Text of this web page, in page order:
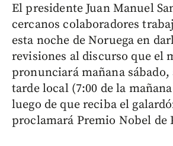
El presidente Juan Manuel
cercanos colaboradores
esta noche de Noruega en
revisiones al discurso que el
pronunciará mañana sábado,
tarde local (7:00 de la
luego de que reciba el
proclamará Premio Nobel de